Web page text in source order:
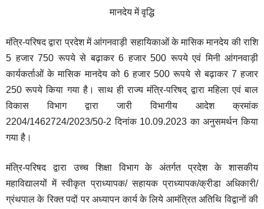
मानदेय में वृद्धि
मंत्रि-परिषद द्वारा प्रदेश में आंगनवाड़ी सहायिकाओं के मासिक मानदेय की राशि
5 हजार 750 रूपये से बढ़ाकर 6 हजार 500 रूपये एवं मिनी आंगनवाड़ी
कार्यकर्ताओं के मासिक मानदेय को 6 हजार 500 रूपये से बढ़ाकर 7 हजार
250 रूपये किया गया है। साथ ही राज्य मंत्रि-परिषद् द्वारा महिला एवं बाल
विकास विभाग द्वारा जारी विभागीय आदेश क्रमांक
2204/1462724/2023/50-2 दिनांक 10.09.2023 का अनुसमर्थन किया
गया है।
मंत्रि-परिषद द्वारा उच्च शिक्षा विभाग के अंतर्गत प्रदेश के शासकीय
महाविद्यालयों में स्वीकृत प्राध्यापक/ सहायक प्राध्यापक/क्रीडा अधिकारी/
ग्रंथपाल के रिक्त पदों पर अध्यापन कार्य के लिये आमंत्रित अतिथि विद्वानों की